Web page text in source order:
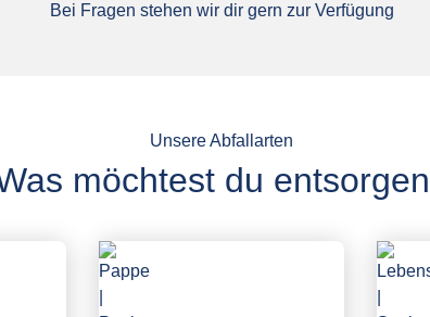
Bei Fragen stehen wir dir gern zur Verfügung
Unsere Abfallarten
möchtest du